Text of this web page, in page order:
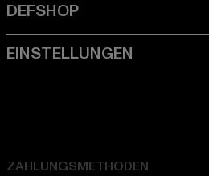
ZAHLUNGSMETHODEN